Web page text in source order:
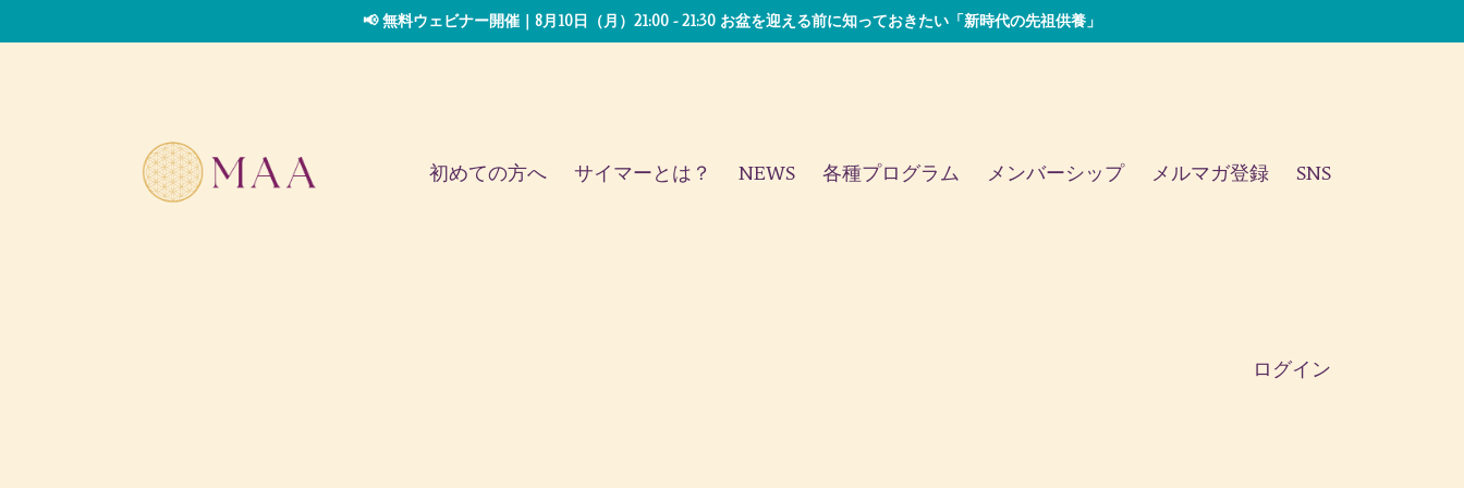
📢 無料ウェビナー開催｜8月10日（月）21:00 - 21:30 お盆を迎える前に知っておきたい「新時代の先祖供養」
初めての方へ サイマーとは？ NEWS 各種プログラム メンバーシップ メルマガ登録 SNS
ログイン